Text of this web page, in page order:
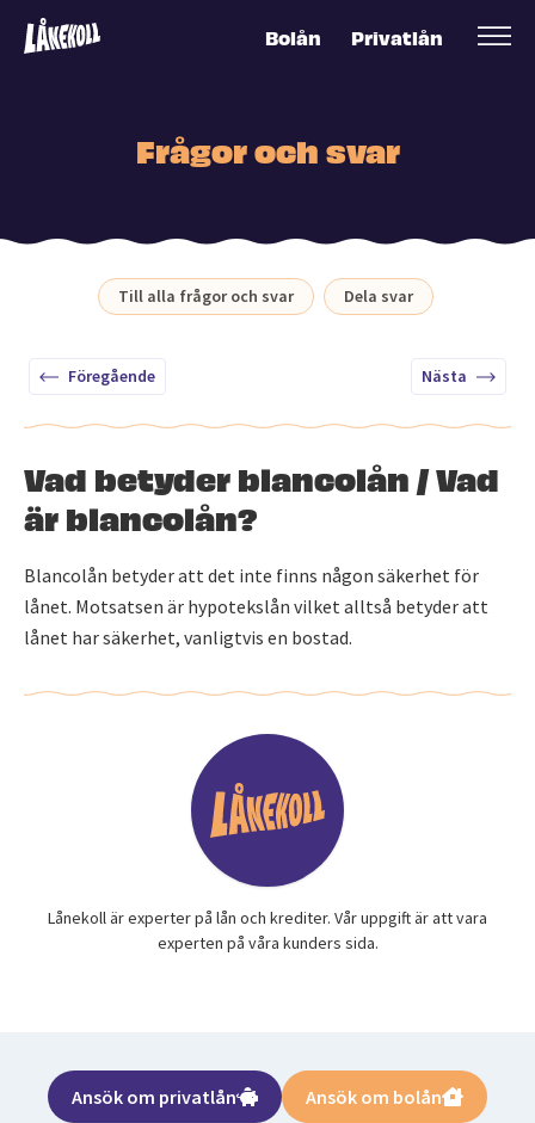
Bolån Privatlån
Frågor och svar
Till alla frågor och svar Dela svar
Föregående Nästa
Vad betyder blancolån / Vad
är blancolån?
Blancolån betyder att det inte finns någon säkerhet för
lånet. Motsatsen är hypotekslån vilket alltså betyder att
lånet har säkerhet, vanligtvis en bostad.
Lånekoll är experter på lån och krediter. Vår uppgift är att vara
experten på våra kunders sida.
Ansök om privatlån Ansök om bolån